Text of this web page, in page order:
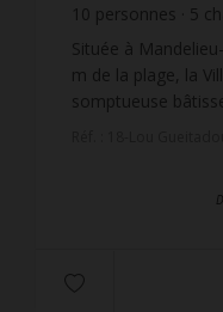
10 personnes 5
2
salles de bain
Située à
m de la plage, la
somptueuse